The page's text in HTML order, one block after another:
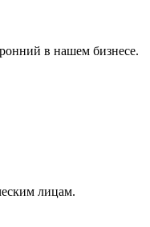
в нашем бизнесе.
лицам.